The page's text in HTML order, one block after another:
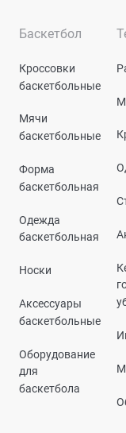
Баскетбол
Кроссовки
баскетбольные
Мячи
баскетбольные
Форма
баскетбольная
Одежда
баскетбольная
Носки
Аксессуары
баскетбольные
Оборудование
для
баскетбола